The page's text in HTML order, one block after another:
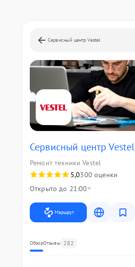
Сервисный центр Vestel
Сервисный центр Vestel
Ремонт техники Vestel
5,0300 оценки
Открыто до 21:00
Маршрут
ОбзорОтзывы 282